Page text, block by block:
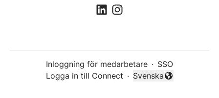
Inloggning för medarbetare · SSO
Logga in till Connect ·
Byt språk
Svenska